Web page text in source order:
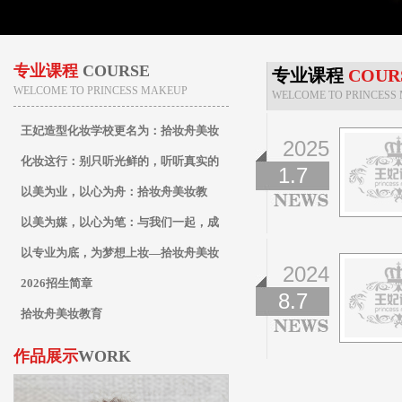
专业课程 COURSE
WELCOME TO PRINCESS MAKEUP
王妃造型化妆学校更名为：拾妆舟美妆
教育
化妆这行：别只听光鲜的，听听真实的
以美为业，以心为舟：拾妆舟美妆教
育，专业之路的起航站
以美为媒，以心为笔：与我们一起，成
为点亮万千人生的化妆师
以专业为底，为梦想上妆—拾妆舟美妆
教育全科化妆师养成计划
2026招生简章
拾妆舟美妆教育
作品展示WORK
专业课程
WELCOME TO PRINCESS
2025
1.7
2024
8.7